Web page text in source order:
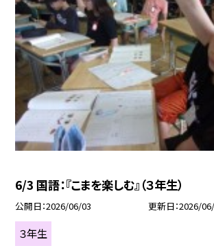
6/3 国語：『こまを楽しむ』（３年生）
公開日 2026/06/03 更新日 2026/
３年生